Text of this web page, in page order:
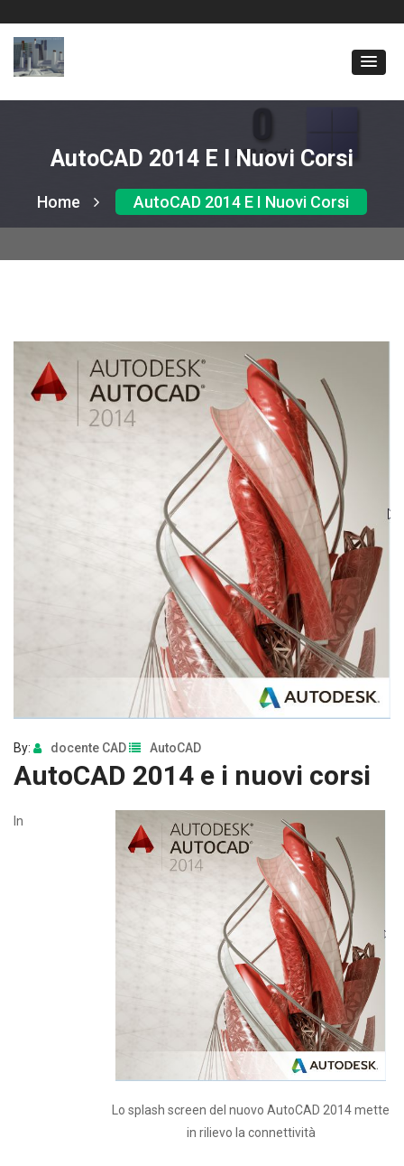
AutoCAD 2014 E I Nuovi Corsi
Home AutoCAD 2014 E I Nuovi Corsi
By: docente CAD AutoCAD
AutoCAD 2014 e i nuovi corsi
Lo splash screen del nuovo AutoCAD 2014 mette
in rilievo la connettività
In